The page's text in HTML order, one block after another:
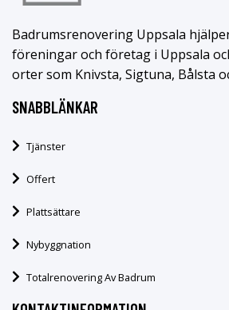
Badrumsrenovering Uppsala
föreningar och företag i Uppsala
orter som Knivsta, Sigtuna, Bålsta
SNABBLÄNKAR
Tjänster
Offert
Plattsättare
Nybyggnation
Totalrenovering Av Badrum